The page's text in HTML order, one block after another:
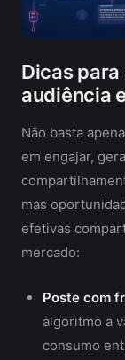
Dicas
audiência
Não basta
em engajar,
mas
efetivas
mercado:
Poste com
algoritmo a
consumo